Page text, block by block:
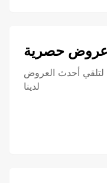
عروض حصرية
لتلقي أحدث العروض
لدينا